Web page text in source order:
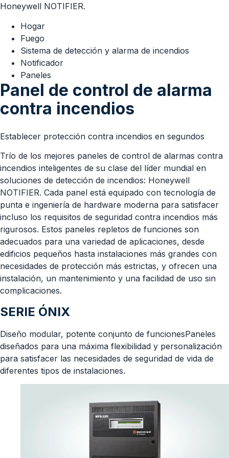
Honeywell NOTIFIER.
Hogar
Fuego
Sistema de detección y alarma de incendios
Notificador
Paneles
Panel de control de alarma
contra incendios
Establecer protección contra incendios en segundos
Trío de los mejores paneles de control de alarmas contra
incendios inteligentes de su clase del líder mundial en
soluciones de detección de incendios: Honeywell
NOTIFIER. Cada panel está equipado con tecnología de
punta e ingeniería de hardware moderna para satisfacer
incluso los requisitos de seguridad contra incendios más
rigurosos. Estos paneles repletos de funciones son
adecuados para una variedad de aplicaciones, desde
edificios pequeños hasta instalaciones más grandes con
necesidades de protección más estrictas, y ofrecen una
instalación, un mantenimiento y una facilidad de uso sin
complicaciones.
SERIE ÓNIX
Diseño modular, potente conjunto de funcionesPaneles
diseñados para una máxima flexibilidad y personalización
para satisfacer las necesidades de seguridad de vida de
diferentes tipos de instalaciones.